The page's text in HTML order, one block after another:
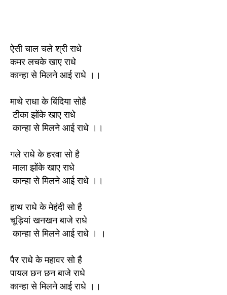
ऐसी चाल चले श्री राधे
कमर लचके खाए राधे
कान्हा से मिलने आई राधे ।।
माथे राधा के बिंदिया सोहै
टीका झोंके खाए राधे
कान्हा से मिलने आई राधे ।।
गले राधे के हरवा सो है
माला झोंके खाए राधे
कान्हा से मिलने आई राधे ।।
हाथ राधे के मेहंदी सो है
चूड़ियां खनखन बाजे राधे
कान्हा से मिलने आई राधे । ।
पैर राधे के महावर सो है
पायल छन छन बाजे राधे
कान्हा से मिलने आई राधे ।।